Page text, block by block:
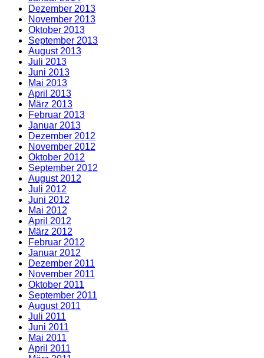
Dezember 2013
November 2013
Oktober 2013
September 2013
August 2013
Juli 2013
Juni 2013
Mai 2013
April 2013
März 2013
Februar 2013
Januar 2013
Dezember 2012
November 2012
Oktober 2012
September 2012
August 2012
Juli 2012
Juni 2012
Mai 2012
April 2012
März 2012
Februar 2012
Januar 2012
Dezember 2011
November 2011
Oktober 2011
September 2011
August 2011
Juli 2011
Juni 2011
Mai 2011
April 2011